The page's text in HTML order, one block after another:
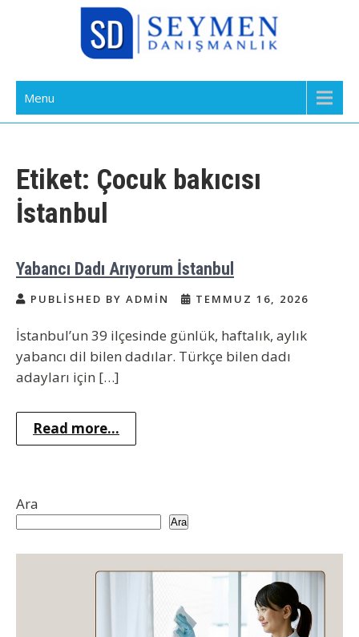
Bakıcı Yardımcı Dadı Danışmanlık
Ajansı İstanbul
Menu
Etiket: Çocuk bakıcısı
İstanbul
Yabancı Dadı Arıyorum İstanbul
PUBLISHED BY ADMIN TEMMUZ 16, 2026
İstanbul’un 39 ilçesinde günlük, haftalık, aylık
yabancı dil bilen dadılar. Türkçe bilen dadı
adayları için […]
Read more...
Ara
Ara